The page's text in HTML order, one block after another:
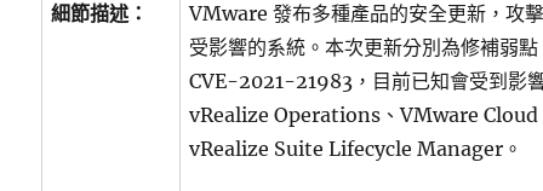
細節描述：
VMware 發布多種產品的安全更新，攻
受影響的系統。本次更新分別為修補弱
CVE-2021-21983，目前已知會受到影
vRealize Operations、VMware
vRealize Suite Lifecycle Manager。